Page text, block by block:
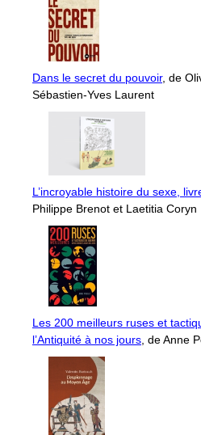
Dans le secret du pouvoir, de
Sébastien-Yves Laurent
L’incroyable histoire du sexe,
Philippe Brenot et Laetitia Coryn
Les 200 meilleurs ruses et
l’Antiquité à nos jours , de Anne